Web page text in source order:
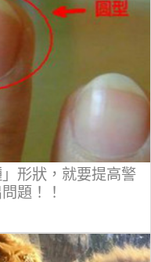
形狀，就要提高警
題！！